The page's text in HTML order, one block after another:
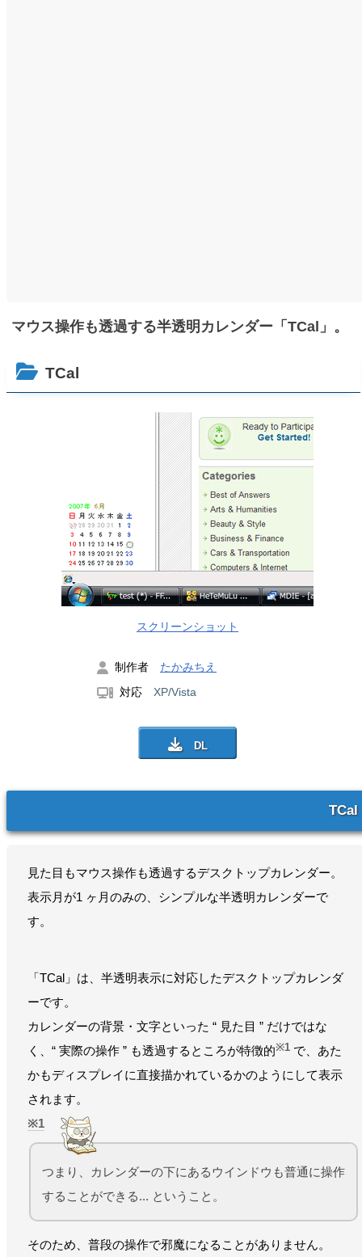
マウス操作も透過する半透明カレンダー「TCal」。
TCal
スクリーンショット
制作者 たかみちえ
対応 XP/Vista
TCal
見た目もマウス操作も透過するデスクトップカレンダー。
表示月が1 ヶ月のみの、シンプルな半透明カレンダーで
す。
「TCal」は、半透明表示に対応したデスクトップカレンダ
ーです。
カレンダーの背景・文字といった “ 見た目 ” だけではな
く、“ 実際の操作 ” も透過するところが特徴的※1 で、あた
かもディスプレイに直接描かれているかのようにして表示
されます。
1
つまり、カレンダーの下にあるウインドウも普通に操作
することができる... ということ。
そのため、普段の操作で邪魔になることがありません。